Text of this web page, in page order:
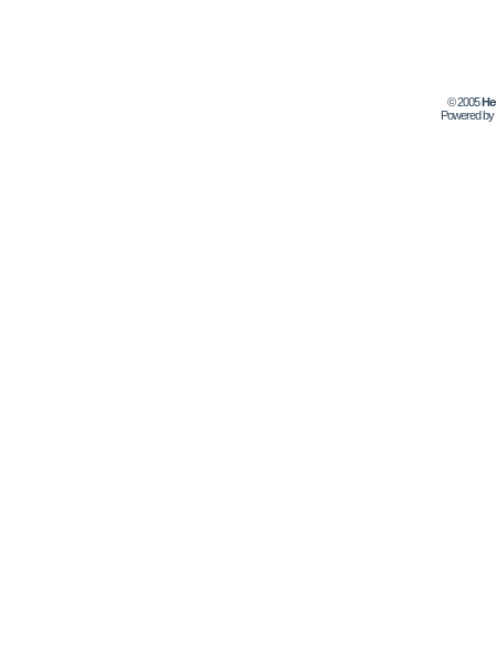
© 2005
Powered by